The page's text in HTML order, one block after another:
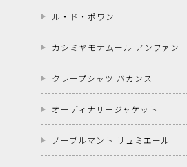
ル・ド・ポワン
カシミヤモナムール アンファン
クレープシャツ バカンス
オーディナリージャケット
ノーブルマント リュミエール